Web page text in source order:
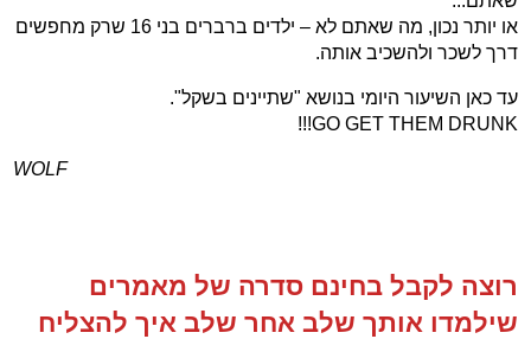
או יותר נכון, מה שאתם לא – ילדים ברברים בני 16 שרק מחפשים
דרך לשכר ולהשכיב אותה.
עד כאן השיעור היומי בנושא "שתיינים בשקל".
GO GET THEM DRUNK!!!
WOLF
רוצה לקבל בחינם סדרה של מאמרים
שילמדו אותך שלב אחר שלב איך להצליח